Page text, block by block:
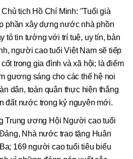
tịch Hồ Chí Minh: "Tuổi già
phần xây dựng nước nhà phồn
tỏ tin tưởng với trí tuệ, uy tín, bản
người cao tuổi Việt Nam sẽ tiếp
trong gia đình và xã hội; là điểm
gương sáng cho các thế hệ noi
dân, toàn quân thực hiện thắng
đất nước trong kỷ nguyên mới.
Trung ương Hội Người cao tuổi
Nhà nước trao tặng Huân
169 người cao tuổi tiêu biểu